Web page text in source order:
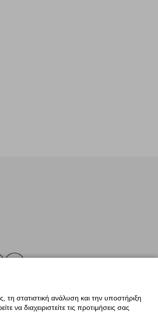
στατιστική ανάλυση και την υποστήριξη
να διαχειριστείτε τις προτιμήσεις σας